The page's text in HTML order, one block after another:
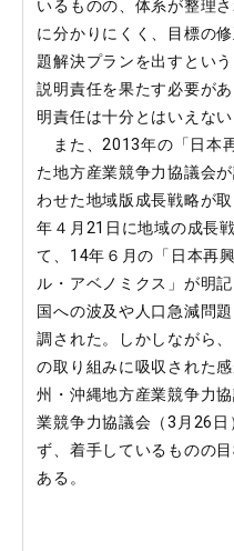
いるものの、体系が整理
に分かりにくく、目標の
題解決プランを出すとい
説明責任を果たす必要が
明責任は十分とはいえない
また、2013年の「日本
た地方産業競争力協議会
わせた地域版成長戦略が
年４月21日に地域の成長
て、14年６月の「日本再
ル・アベノミクス」が明
国への波及や人口急減問
調された。しかしながら
の取り組みに吸収された
州・沖縄地方産業競争力
業競争力協議会（3月26
ず、着手しているものの
ある。